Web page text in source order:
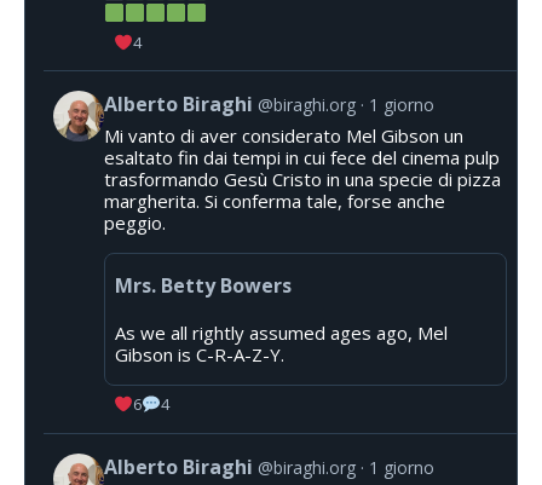
4
Alberto Biraghi @biraghi.org 1 giorno
Mi vanto di aver considerato Mel Gibson un
esaltato fin dai tempi in cui fece del cinema pulp
trasformando Gesù Cristo in una specie di pizza
margherita. Si conferma tale, forse anche
peggio.
Mrs. Betty Bowers
As we all rightly assumed ages ago, Mel
Gibson is C-R-A-Z-Y.
6 4
Alberto Biraghi @biraghi.org 1 giorno